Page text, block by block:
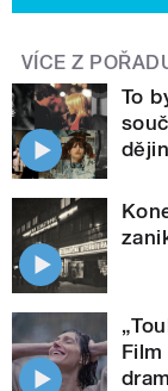
VÍCE Z
To